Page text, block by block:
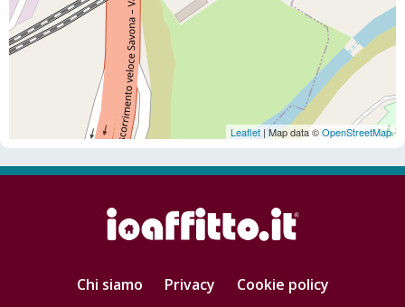
Leaflet | Map data ©OpenStreetMap
Chi siamo Privacy
Cookie policy